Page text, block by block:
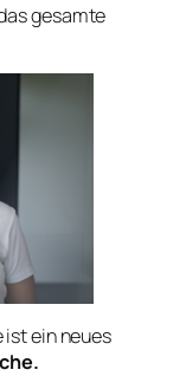
gesamte
ist ein neues